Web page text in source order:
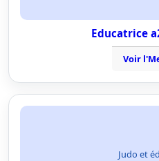
Educatrice
Voir
Judo et